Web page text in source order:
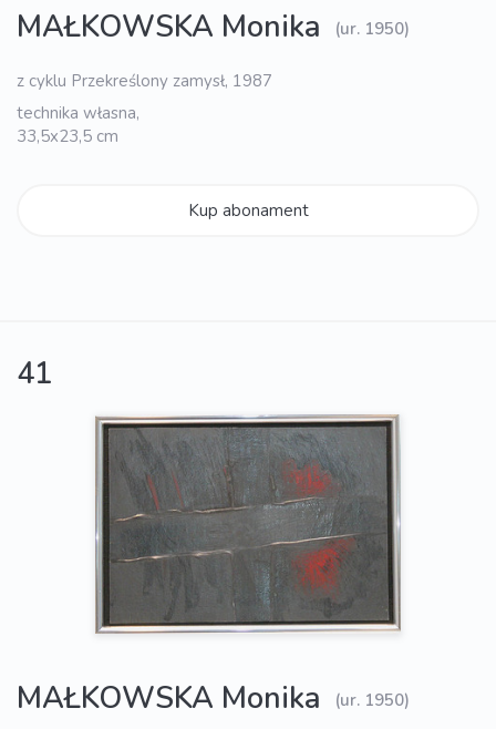
MAŁKOWSKA Monika (ur. 1950)
z cyklu Przekreślony zamysł, 1987
technika własna,
33,5x23,5 cm
Kup abonament
41
MAŁKOWSKA Monika (ur. 1950)